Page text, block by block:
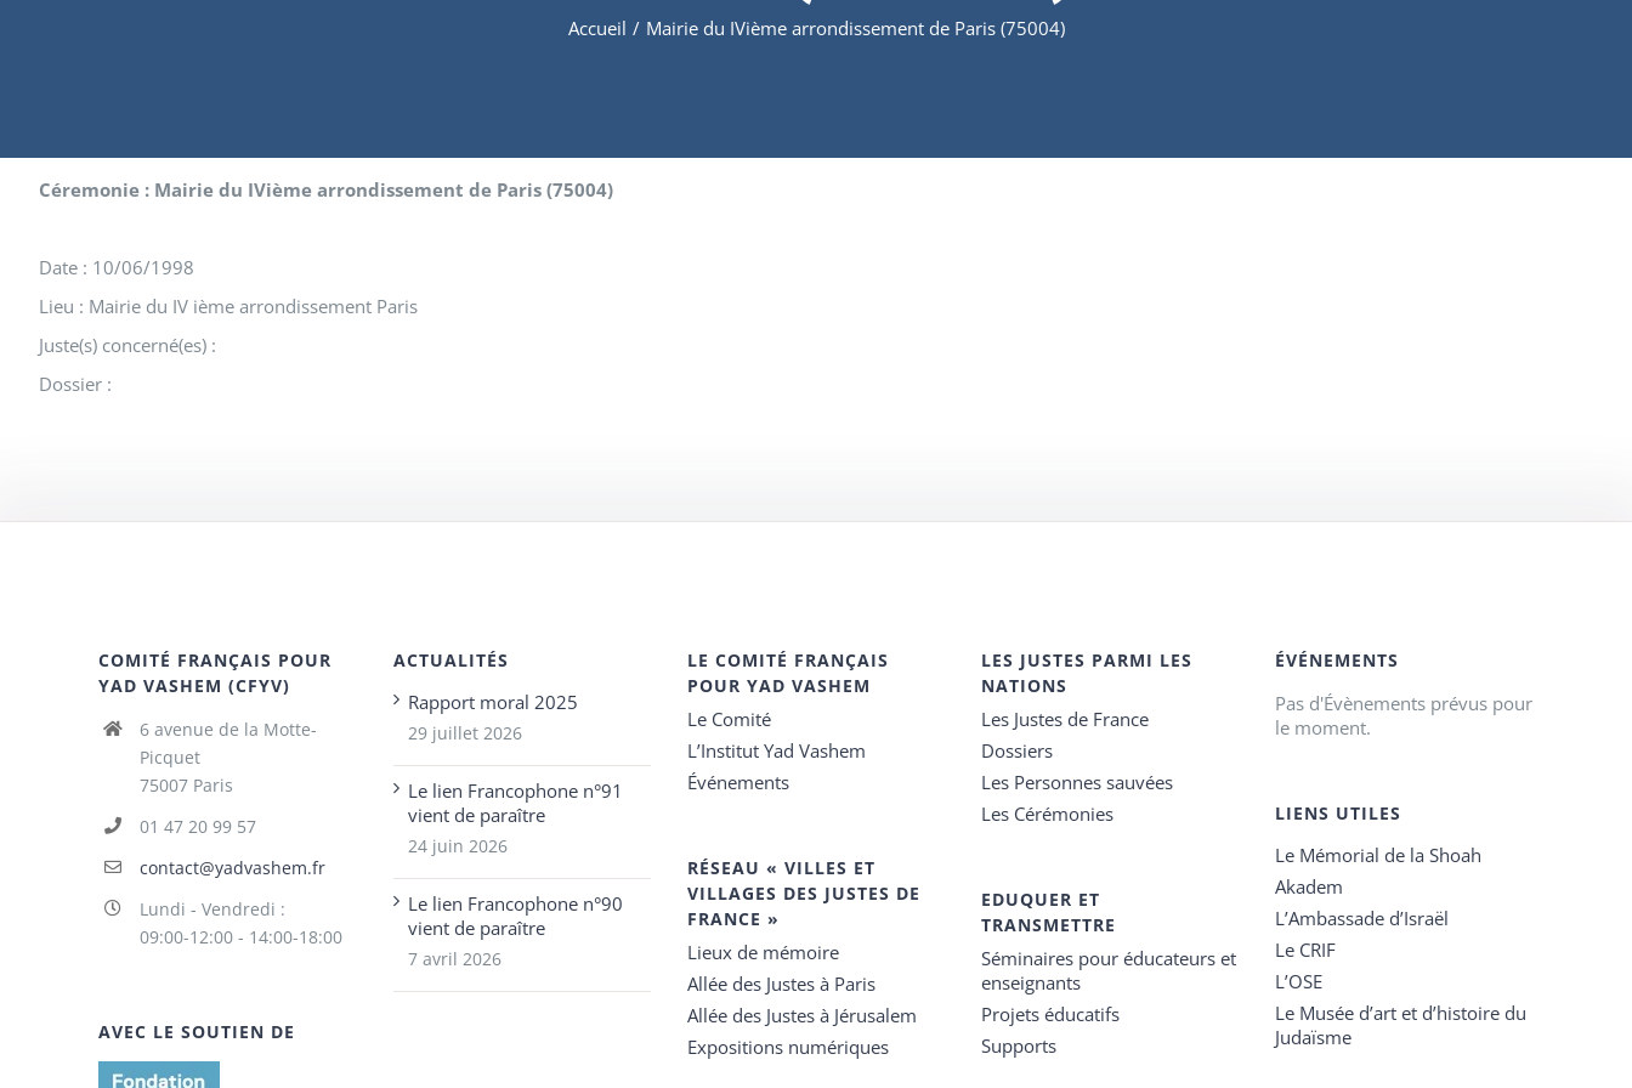
Accueil / Mairie du IVième arrondissement de Paris (75004)
Céremonie : Mairie du IVième arrondissement de Paris (75004)
Date : 10/06/1998
Lieu : Mairie du IV ième arrondissement Paris
Juste(s) concerné(es) :
Dossier :
COMITÉ FRANÇAIS POUR
YAD VASHEM (CFYV)
6 avenue de la Motte-
Picquet
75007 Paris
01 47 20 99 57
contact@yadvashem.fr
Lundi - Vendredi :
09:00-12:00 - 14:00-18:00
AVEC LE SOUTIEN DE
ACTUALITÉS
Rapport moral 2025
29 juillet 2026
Le lien Francophone n°91
vient de paraître
24 juin 2026
Le lien Francophone n°90
vient de paraître
7 avril 2026
LE COMITÉ FRANÇAIS
POUR YAD VASHEM
Le Comité
L’Institut Yad Vashem
Événements
RÉSEAU « VILLES ET
VILLAGES DES JUSTES DE
FRANCE »
Lieux de mémoire
Allée des Justes à Paris
Allée des Justes à Jérusalem
Expositions numériques
LES JUSTES PARMI LES
NATIONS
Les Justes de France
Dossiers
Les Personnes sauvées
Les Cérémonies
EDUQUER ET
TRANSMETTRE
Séminaires pour éducateurs et
enseignants
Projets éducatifs
Supports
ÉVÉNEMENTS
Pas d'Évènements prévus pour
le moment.
LIENS UTILES
Le Mémorial de la Shoah
Akadem
L’Ambassade d’Israël
Le CRIF
L’OSE
Le Musée d’art et d’histoire du
Judaïsme